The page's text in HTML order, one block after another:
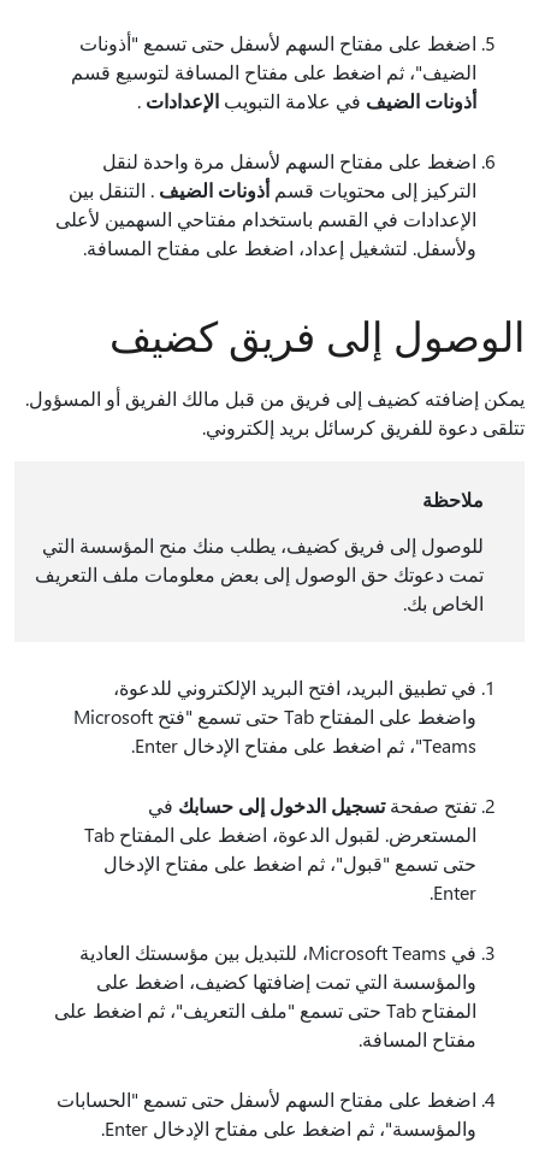
اضغط على مفتاح السهم لأسفل حتى تسمع "أذونات
الضيف"، ثم اضغط على مفتاح المسافة لتوسيع قسم
أذونات الضيف في علامة التبويب الإعدادات .
اضغط على مفتاح السهم لأسفل مرة واحدة لنقل
التركيز إلى محتويات قسمأذونات الضيف . التنقل بين
الإعدادات في القسم باستخدام مفتاحي السهمين لأعلى
ولأسفل. لتشغيل إعداد، اضغط على مفتاح المسافة.
الوصول إلى فريق كضيف
يمكن إضافته كضيف إلى فريق من قبل مالك الفريق أو المسؤول.
تتلقى دعوة للفريق كرسائل بريد إلكتروني.
ملاحظة
للوصول إلى فريق كضيف، يطلب منك منح المؤسسة التي
تمت دعوتك حق الوصول إلى بعض معلومات ملف التعريف
الخاص بك.
في تطبيق البريد، افتح البريد الإلكتروني للدعوة،
واضغط على المفتاح Tab حتى تسمع "فتح Microsoft
Teams"، ثم اضغط على مفتاح الإدخال Enter.
تفتح صفحةتسجيل الدخول إلى حسابك في
المستعرض. لقبول الدعوة، اضغط على المفتاح Tab
حتى تسمع "قبول"، ثم اضغط على مفتاح الإدخال
Enter.
في Microsoft Teams، للتبديل بين مؤسستك العادية
والمؤسسة التي تمت إضافتها كضيف، اضغط على
المفتاح Tab حتى تسمع "ملف التعريف"، ثم اضغط على
مفتاح المسافة.
اضغط على مفتاح السهم لأسفل حتى تسمع "الحسابات
والمؤسسة"، ثم اضغط على مفتاح الإدخال Enter.